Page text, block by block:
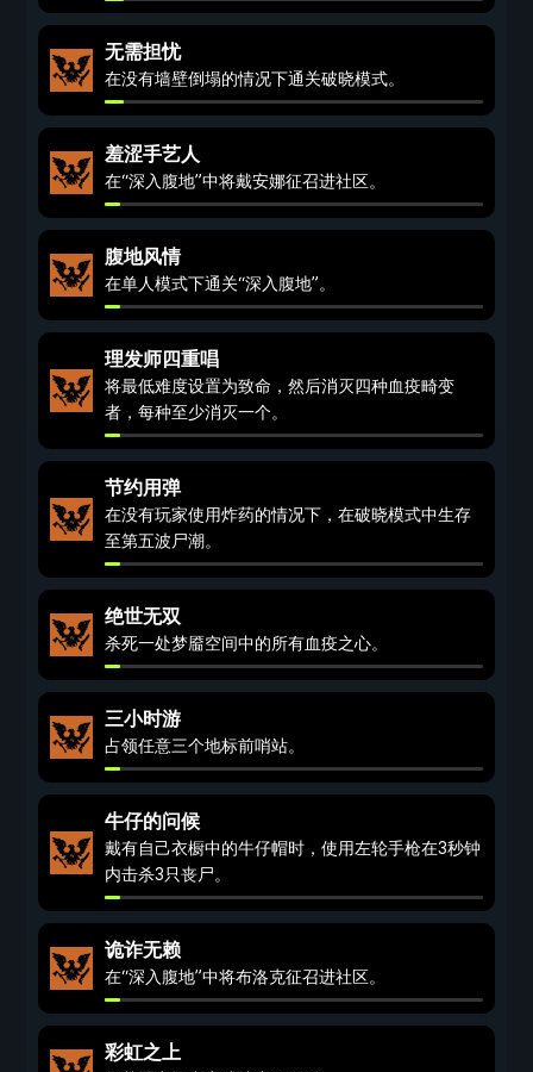
无需担忧
在没有墙壁倒塌的情况下通关破晓模式。
羞涩手艺人
在“深入腹地”中将戴安娜征召进社区。
腹地风情
在单人模式下通关“深入腹地”。
理发师四重唱
将最低难度设置为致命，然后消灭四种血疫畸变
者，每种至少消灭一个。
节约用弹
在没有玩家使用炸药的情况下，在破晓模式中生存
至第五波尸潮。
绝世无双
杀死一处梦靥空间中的所有血疫之心。
三小时游
占领任意三个地标前哨站。
牛仔的问候
戴有自己衣橱中的牛仔帽时，使用左轮手枪在3秒钟
内击杀3只丧尸。
诡诈无赖
在“深入腹地”中将布洛克征召进社区。
彩虹之上